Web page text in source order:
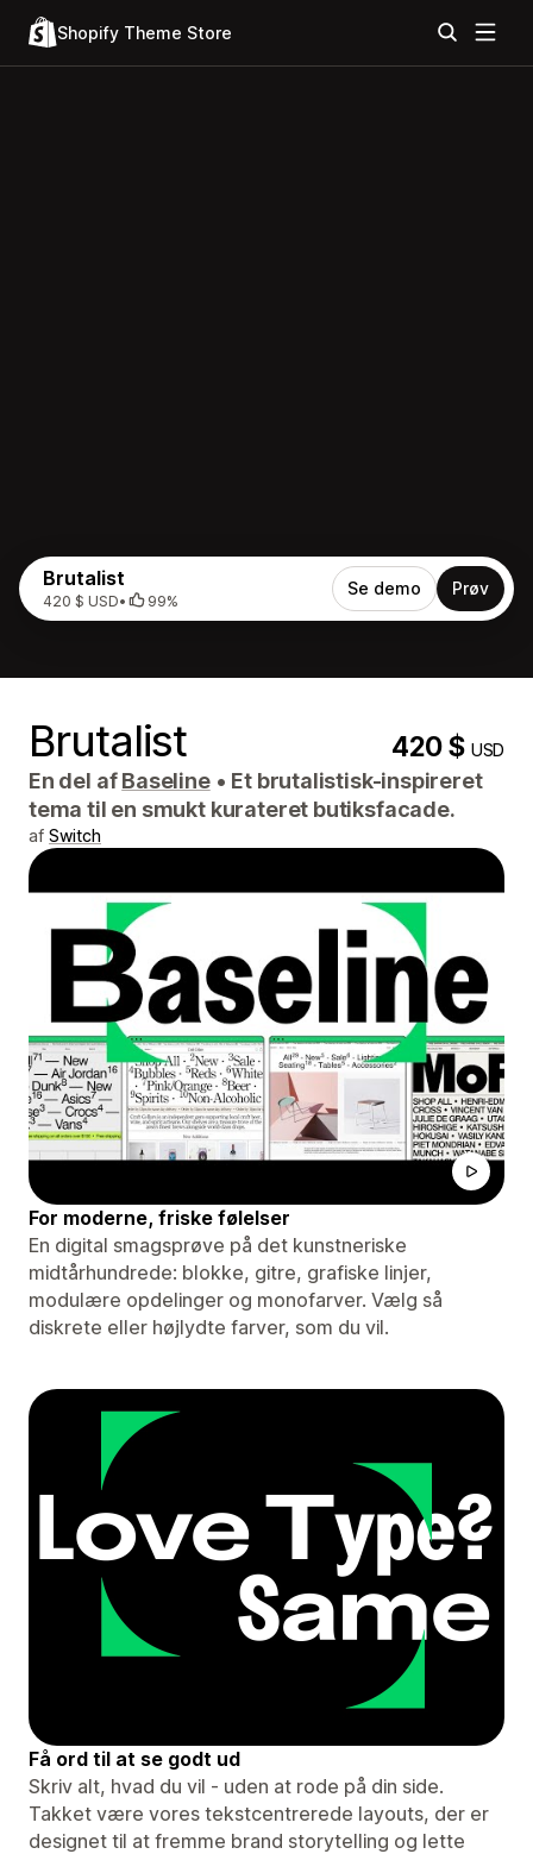
Shopify Theme Store
Brutalist
420 $ USD• 99%
Se demo Prøv
Brutalist 420 $USD
En del afBaseline • Et brutalistisk-inspireret
tema til en smukt kurateret butiksfacade.
af Switch
For moderne, friske følelser
En digital smagsprøve på det kunstneriske
midtårhundrede: blokke, gitre, grafiske linjer,
modulære opdelinger og monofarver. Vælg så
diskrete eller højlydte farver, som du vil.
Få ord til at se godt ud
Skriv alt, hvad du vil - uden at rode på din side.
Takket være vores tekstcentrerede layouts, der er
designet til at fremme brand storytelling og lette